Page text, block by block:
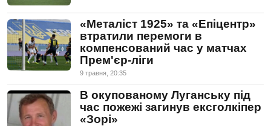
«Металіст 1925» та «Епіцентр»
втратили перемоги в
компенсований час у матчах
Прем'єр-ліги
9 травня, 20:35
В окупованому Луганську під
час пожежі загинув ексголкіпер
«Зорі»